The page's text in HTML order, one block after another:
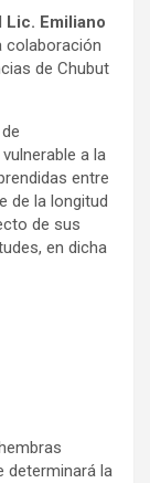
Lic. Emiliano
colaboración
de Chubut
a la
entre
de la longitud
de sus
en dicha
determinará la